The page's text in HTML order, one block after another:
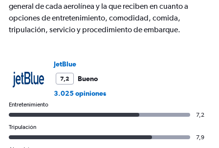
general de cada aerolínea y la que reciben en cuanto a
opciones de entretenimiento, comodidad, comida,
tripulación, servicio y procedimiento de embarque.
JetBlue
7,2
Bueno
3.025 opiniones
Entretenimiento
7,2
Tripulación
7,9